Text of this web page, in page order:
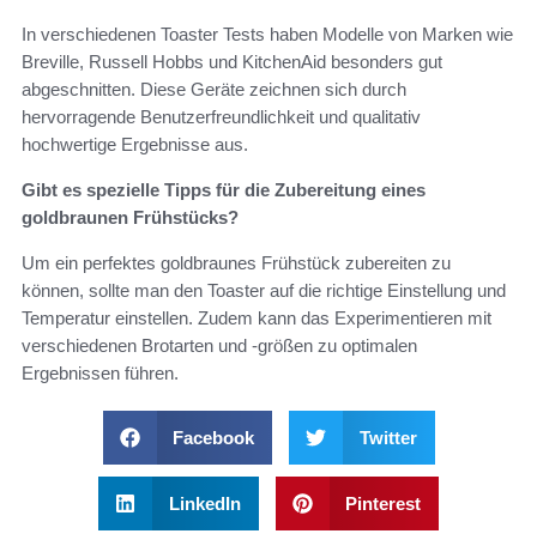
In verschiedenen Toaster Tests haben Modelle von Marken wie
Breville, Russell Hobbs und KitchenAid besonders gut
abgeschnitten. Diese Geräte zeichnen sich durch
hervorragende Benutzerfreundlichkeit und qualitativ
hochwertige Ergebnisse aus.
Gibt es spezielle Tipps für die Zubereitung eines
goldbraunen Frühstücks?
Um ein perfektes goldbraunes Frühstück zubereiten zu
können, sollte man den Toaster auf die richtige Einstellung und
Temperatur einstellen. Zudem kann das Experimentieren mit
verschiedenen Brotarten und -größen zu optimalen
Ergebnissen führen.
Facebook Twitter
LinkedIn Pinterest